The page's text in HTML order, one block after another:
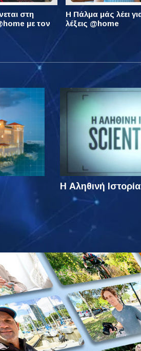
στη
με τον
Η Πάλμα μάς λέει
λέξεις @home
Η Αληθινή